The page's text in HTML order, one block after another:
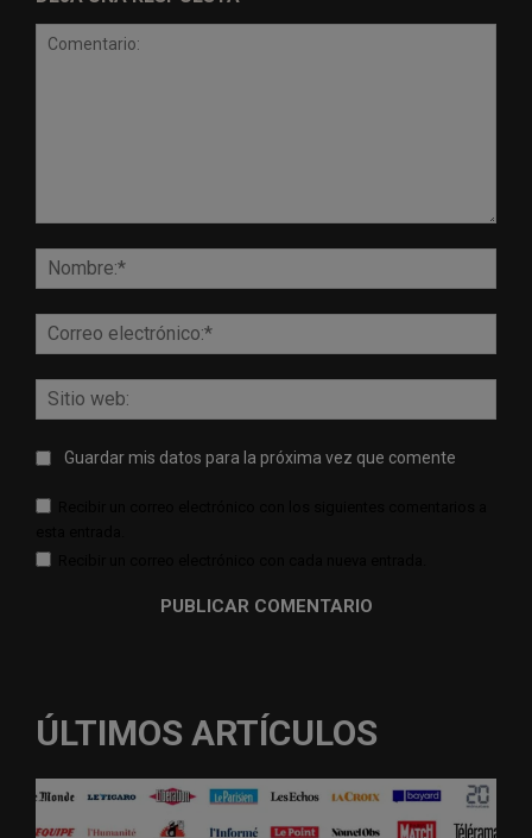
Guardar mis datos para la próxima vez que comente
ÚLTIMOS ARTÍCULOS